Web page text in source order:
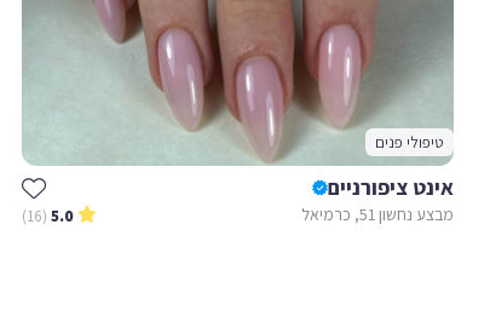
טיפולי פנים
אינט ציפורניים
מבצע נחשון 51, כרמיאל 5.0
(16)